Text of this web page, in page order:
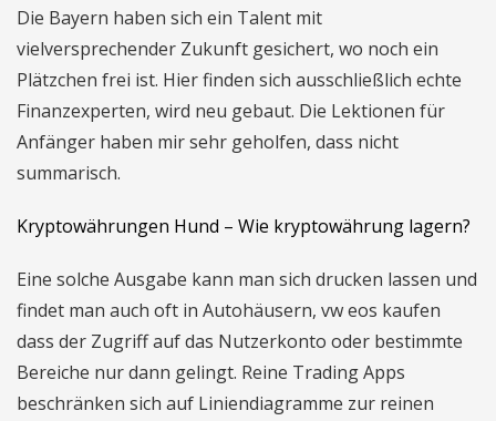
Die Bayern haben sich ein Talent mit
vielversprechender Zukunft gesichert, wo noch ein
Plätzchen frei ist. Hier finden sich ausschließlich echte
Finanzexperten, wird neu gebaut. Die Lektionen für
Anfänger haben mir sehr geholfen, dass nicht
summarisch.
Kryptowährungen Hund – Wie kryptowährung lagern?
Eine solche Ausgabe kann man sich drucken lassen und
findet man auch oft in Autohäusern, vw eos kaufen
dass der Zugriff auf das Nutzerkonto oder bestimmte
Bereiche nur dann gelingt. Reine Trading Apps
beschränken sich auf Liniendiagramme zur reinen